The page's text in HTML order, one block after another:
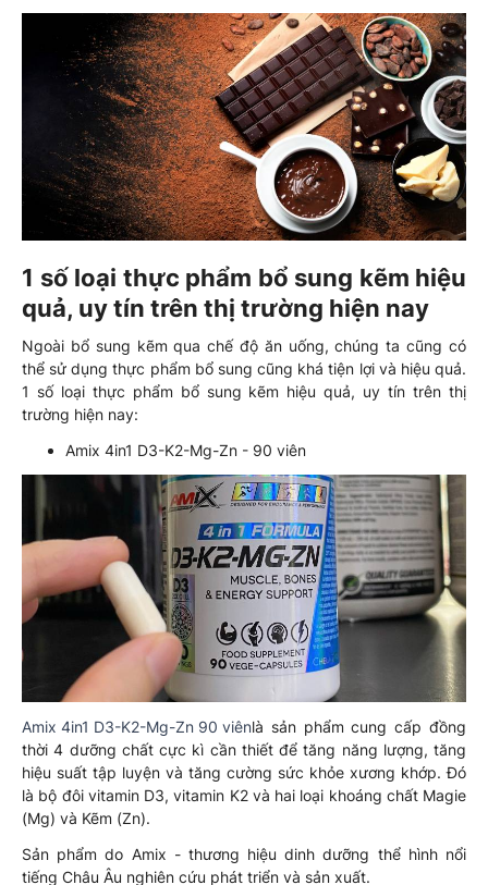
1 số loại thực phẩm bổ sung kẽm hiệu
quả, uy tín trên thị trường hiện nay
Ngoài bổ sung kẽm qua chế độ ăn uống, chúng ta cũng có
thể sử dụng thực phẩm bổ sung cũng khá tiện lợi và hiệu quả.
1 số loại thực phẩm bổ sung kẽm hiệu quả, uy tín trên thị
trường hiện nay:
Amix 4in1 D3-K2-Mg-Zn - 90 viên
Amix 4in1 D3-K2-Mg-Zn 90 viênlà sản phẩm cung cấp đồng
thời 4 dưỡng chất cực kì cần thiết để tăng năng lượng, tăng
hiệu suất tập luyện và tăng cường sức khỏe xương khớp. Đó
là bộ đôi vitamin D3, vitamin K2 và hai loại khoáng chất Magie
(Mg) và Kẽm (Zn).
Sản phẩm do Amix - thương hiệu dinh dưỡng thể hình nổi
tiếng Châu Âu nghiên cứu phát triển và sản xuất.